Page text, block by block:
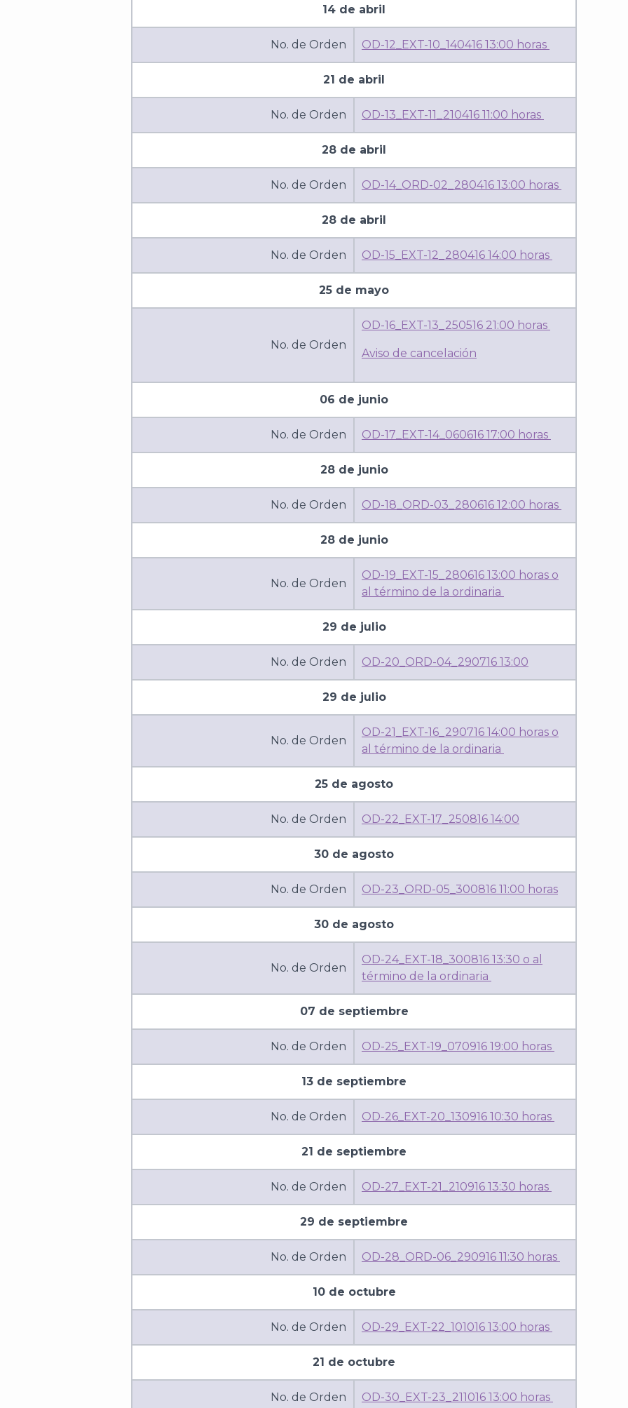
14 de abril
No. de Orden OD-12_EXT-10_140416 13:00 horas
21 de abril
No. de Orden OD-13_EXT-11_210416 11:00 horas
28 de abril
No. de Orden OD-14_ORD-02_280416 13:00 horas
28 de abril
No. de Orden OD-15_EXT-12_280416 14:00 horas
25 de mayo
No. de Orden
OD-16_EXT-13_250516 21:00 horas
Aviso de cancelación
06 de junio
No. de Orden OD-17_EXT-14_060616 17:00 horas
28 de junio
No. de Orden OD-18_ORD-03_280616 12:00 horas
28 de junio
No. de Orden
OD-19_EXT-15_280616 13:00 horas o
al término de la ordinaria
29 de julio
No. de Orden OD-20_ORD-04_290716 13:00
29 de julio
No. de Orden
OD-21_EXT-16_290716 14:00 horas o
al término de la ordinaria
25 de agosto
No. de Orden OD-22_EXT-17_250816 14:00
30 de agosto
No. de Orden OD-23_ORD-05_300816 11:00 horas
30 de agosto
No. de Orden
OD-24_EXT-18_300816 13:30 o al
término de la ordinaria
07 de septiembre
No. de Orden OD-25_EXT-19_070916 19:00 horas
13 de septiembre
No. de Orden OD-26_EXT-20_130916 10:30 horas
21 de septiembre
No. de Orden OD-27_EXT-21_210916 13:30 horas
29 de septiembre
No. de Orden OD-28_ORD-06_290916 11:30 horas
10 de octubre
No. de Orden OD-29_EXT-22_101016 13:00 horas
21 de octubre
No. de Orden OD-30_EXT-23_211016 13:00 horas